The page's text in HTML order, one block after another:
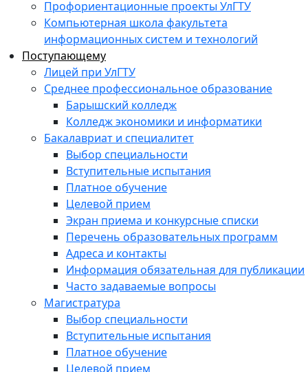
Профориентационные проекты УлГТУ
Компьютерная школа факультета
информационных систем и технологий
Поступающему
Лицей при УлГТУ
Среднее профессиональное образование
Барышский колледж
Колледж экономики и информатики
Бакалавриат и специалитет
Выбор специальности
Вступительные испытания
Платное обучение
Целевой прием
Экран приема и конкурсные списки
Перечень образовательных программ
Адреса и контакты
Информация обязательная для публикации
Часто задаваемые вопросы
Магистратура
Выбор специальности
Вступительные испытания
Платное обучение
Целевой прием